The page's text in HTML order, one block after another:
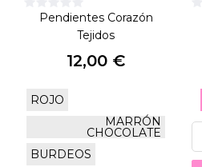
Pendientes Corazón
Tejidos
12,00 €
ROJO
MARRÓN
CHOCOLATE
BURDEOS